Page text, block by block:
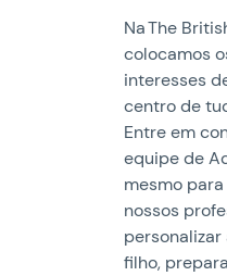
Na The
colocamos
interesses
centro de
Entre em
equipe de
mesmo
nossos
personalizar
filho,